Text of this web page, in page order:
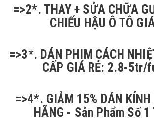
=>2*. THAY + SỬA CHỮA
CHIẾU HẬU Ô TÔ
=>3*. DÁN PHIM CÁCH
CẤP GIÁ RẺ: 2.8-5tr/
=>4*. GIẢM 15% DÁN KÍNH
HÃNG - Sản Phẩm Số